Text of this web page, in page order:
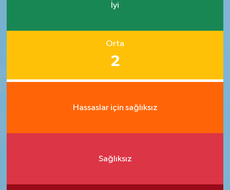
İyi
Orta
2
Hassaslar için sağlıksız
Sağlıksız